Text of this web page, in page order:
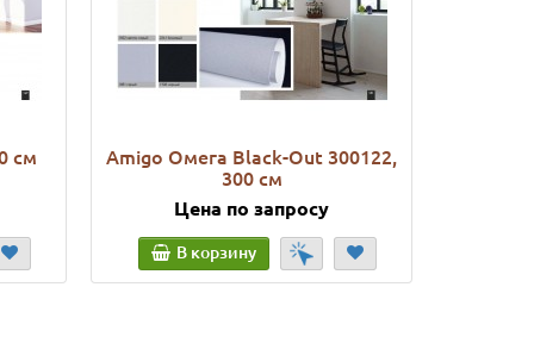
см
Amigo Омега Black-Out 300122,
300 см
Цена по запросу
В корзину